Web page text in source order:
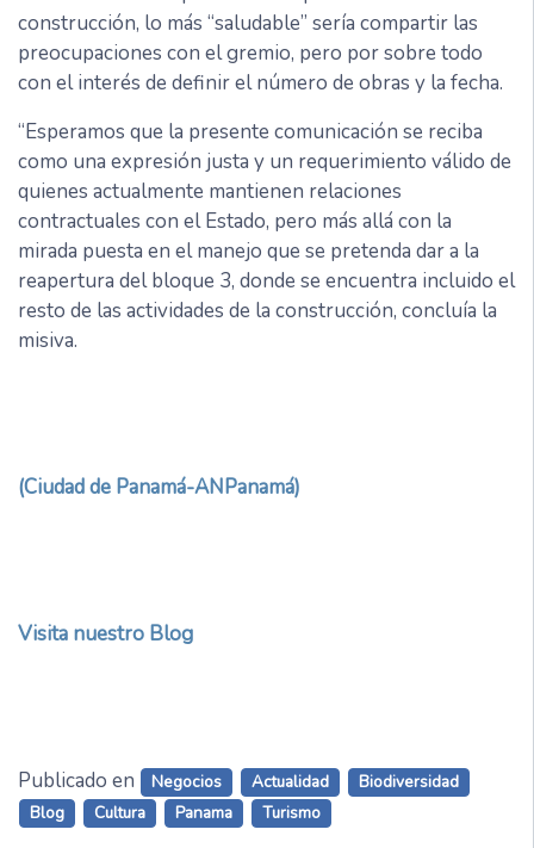
construcción, lo más “saludable” sería compartir las
preocupaciones con el gremio, pero por sobre todo
con el interés de definir el número de obras y la fecha.
“Esperamos que la presente comunicación se reciba
como una expresión justa y un requerimiento válido de
quienes actualmente mantienen relaciones
contractuales con el Estado, pero más allá con la
mirada puesta en el manejo que se pretenda dar a la
reapertura del bloque 3, donde se encuentra incluido el
resto de las actividades de la construcción, concluía la
misiva.
(Ciudad de Panamá-ANPanamá)
Visita nuestro Blog
Publicado en Negocios Actualidad
Biodiversidad
Blog
Cultura Panama Turismo